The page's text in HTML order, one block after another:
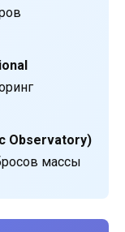
Observatory)
массы